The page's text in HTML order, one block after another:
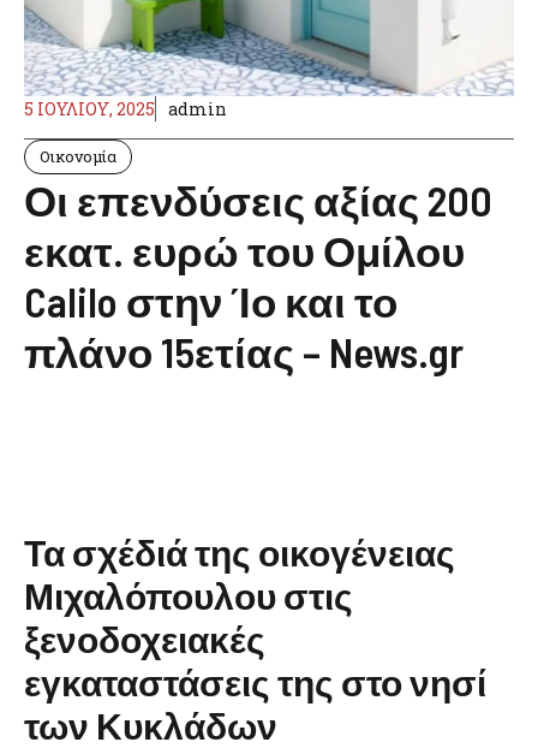
5 ΙΟΥΛΊΟΥ, 2025 admin
Οικονομία
Οι επενδύσεις αξίας 200
εκατ. ευρώ του Ομίλου
Calilo στην Ίο και το
πλάνο 15ετίας – News.gr
Τα σχέδιά της οικογένειας
Μιχαλόπουλου στις
ξενοδοχειακές
εγκαταστάσεις της στο νησί
των Κυκλάδων